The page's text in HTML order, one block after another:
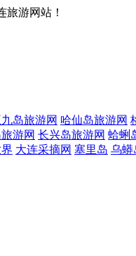
游网站！
岛旅游网 哈仙岛旅游网
游网 长兴岛旅游网 蛤蜊
大连采摘网 塞里岛 乌蟒